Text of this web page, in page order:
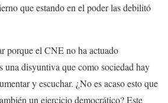
que estando en el poder las debilitó
porque el CNE no ha actuado
una disyuntiva que como sociedad hay
y escuchar. ¿No es acaso esto que
un ejercicio democrático? Este